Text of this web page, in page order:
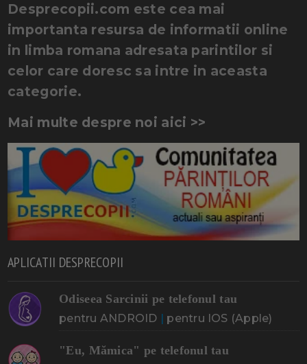
Desprecopii.com este cea mai
importanta resursa de informatii online
in limba romana adresata parintilor si
celor care doresc sa intre in aceasta
categorie.
Mai multe despre noi aici >>
APLICATII DESPRECOPII
Odiseea Sarcinii pe telefonul tau
pentru ANDROID | pentru IOS (Apple)
"Eu, Mămica" pe telefonul tau